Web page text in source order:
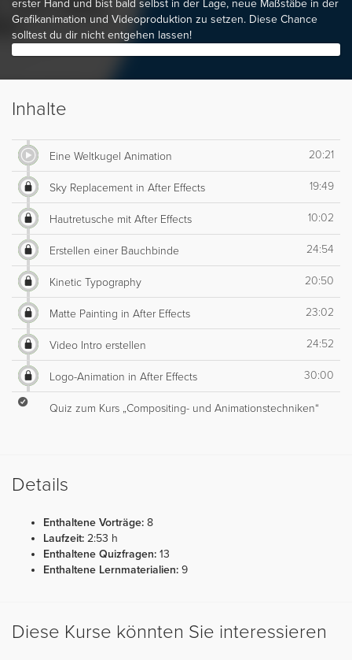
erster Hand und bist bald selbst in der Lage, neue Maßstäbe in der
Grafikanimation und Videoproduktion zu setzen. Diese Chance
solltest du dir nicht entgehen lassen!
Inhalte
Eine Weltkugel Animation 20:21
Sky Replacement in After Effects 19:49
Hautretusche mit After Effects 10:02
Erstellen einer Bauchbinde 24:54
Kinetic Typography 20:50
Matte Painting in After Effects 23:02
Video Intro erstellen 24:52
Logo-Animation in After Effects 30:00
Quiz zum Kurs „Compositing- und Animationstechniken“
Details
Enthaltene Vorträge: 8
Laufzeit: 2:53 h
Enthaltene Quizfragen: 13
Enthaltene Lernmaterialien: 9
Diese Kurse könnten Sie interessieren